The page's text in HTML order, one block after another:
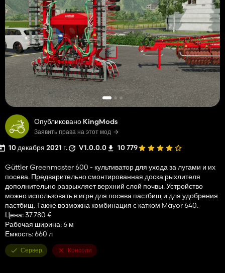
Опубликовано KingMods
Заявить права на этот мод
10 декабря 2021 г. V1.0.0.0 10 779
Güttler Greenmaster 600 - культиватор для ухода за лугами и их
посева. Предварительно смонтированная доска рыхлителя
дополнительно разрыхляет верхний слой почвы. Устройство
можно использовать в игре для посева пастбищ и для удобрения
пастбищ. Также возможна комбинация с катком Mayor 640.
Цена: 37.780 €
Рабочая ширина: 6 м
Емкость: 660 л
Сервер Консоли